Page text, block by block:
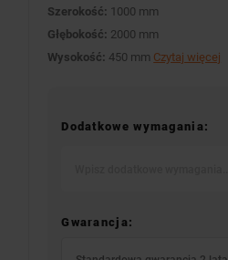
Szerokość: 1000 mm
Głębokość: 2000 mm
Wysokość: 450 mm Czytaj więcej
Dodatkowe wymagania:
Gwarancja: